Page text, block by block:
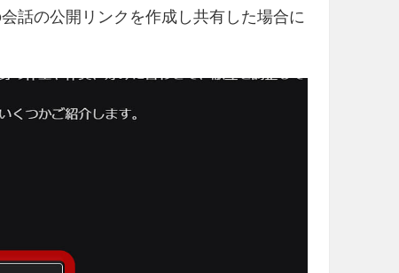
話の公開リンクを作成し共有した場合に